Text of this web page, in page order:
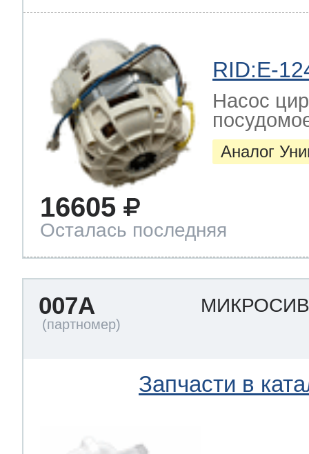
RID:E-
Насос
Аналог
16605
Осталась последняя
007A
Запчасти в